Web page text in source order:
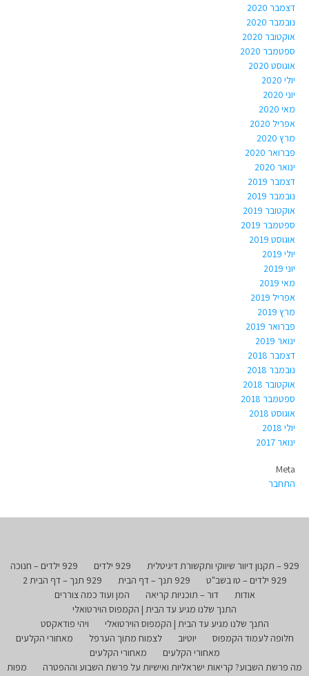
דצמבר 2020
נובמבר 2020
אוקטובר 2020
ספטמבר 2020
אוגוסט 2020
יולי 2020
יוני 2020
מאי 2020
אפריל 2020
מרץ 2020
פברואר 2020
ינואר 2020
דצמבר 2019
נובמבר 2019
אוקטובר 2019
ספטמבר 2019
אוגוסט 2019
יולי 2019
יוני 2019
מאי 2019
אפריל 2019
מרץ 2019
פברואר 2019
ינואר 2019
דצמבר 2018
נובמבר 2018
אוקטובר 2018
ספטמבר 2018
אוגוסט 2018
יולי 2018
ינואר 2017
Meta
התחבר
929 – תקנון דיוור שיווקי ותקשורת דיגיטלית 929 ילדים
929 ילדים – חנוכה
929 ילדים – טו בשב"ט
929 תנך – דף הבית
929 תנך – דף הבית 2
אודות
דור – תוכניות קריאה
המן ועוד כמה צוררים
התנך שלנו מגיע עד הבית | הקמפוס הוירטואלי
התנך שלנו מגיע עד הבית | הקמפוס הוירטואלי
ויהי פודאקסט
חלופה לעמוד הקמפוס
יוטיוב לצמוח מתוך הערפל
מאחורי הקלעים
מאחורי הקלעים
מאחורי הקלעים
מה פרשת השבוע? קריאות ישראליות ואישיות על פרשת השבוע וההפטרה
מפות